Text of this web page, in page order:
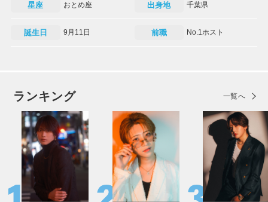
星座 おとめ座 出身地 千葉県
誕生日 9月11日 前職 No.1ホスト
ランキング 一覧へ